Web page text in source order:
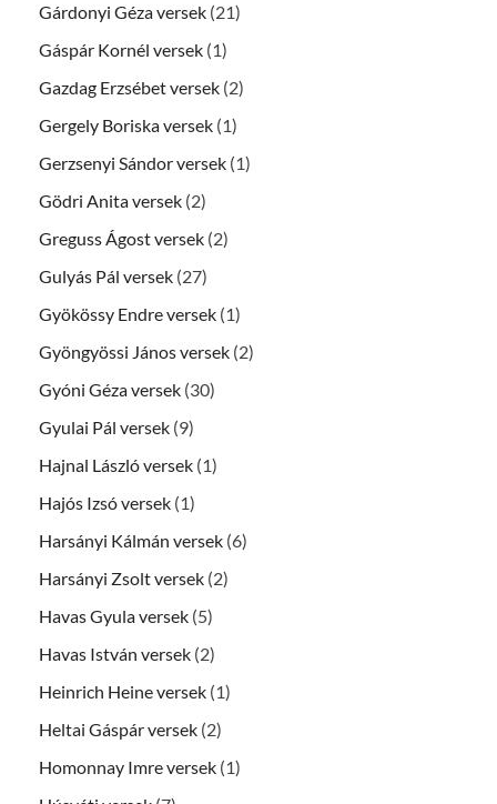
Gárdonyi Géza versek (21)
Gáspár Kornél versek (1)
Gazdag Erzsébet versek (2)
Gergely Boriska versek (1)
Gerzsenyi Sándor versek (1)
Gödri Anita versek (2)
Greguss Ágost versek (2)
Gulyás Pál versek (27)
Gyökössy Endre versek (1)
Gyöngyössi János versek (2)
Gyóni Géza versek (30)
Gyulai Pál versek (9)
Hajnal László versek (1)
Hajós Izsó versek (1)
Harsányi Kálmán versek (6)
Harsányi Zsolt versek (2)
Havas Gyula versek (5)
Havas István versek (2)
Heinrich Heine versek (1)
Heltai Gáspár versek (2)
Homonnay Imre versek (1)